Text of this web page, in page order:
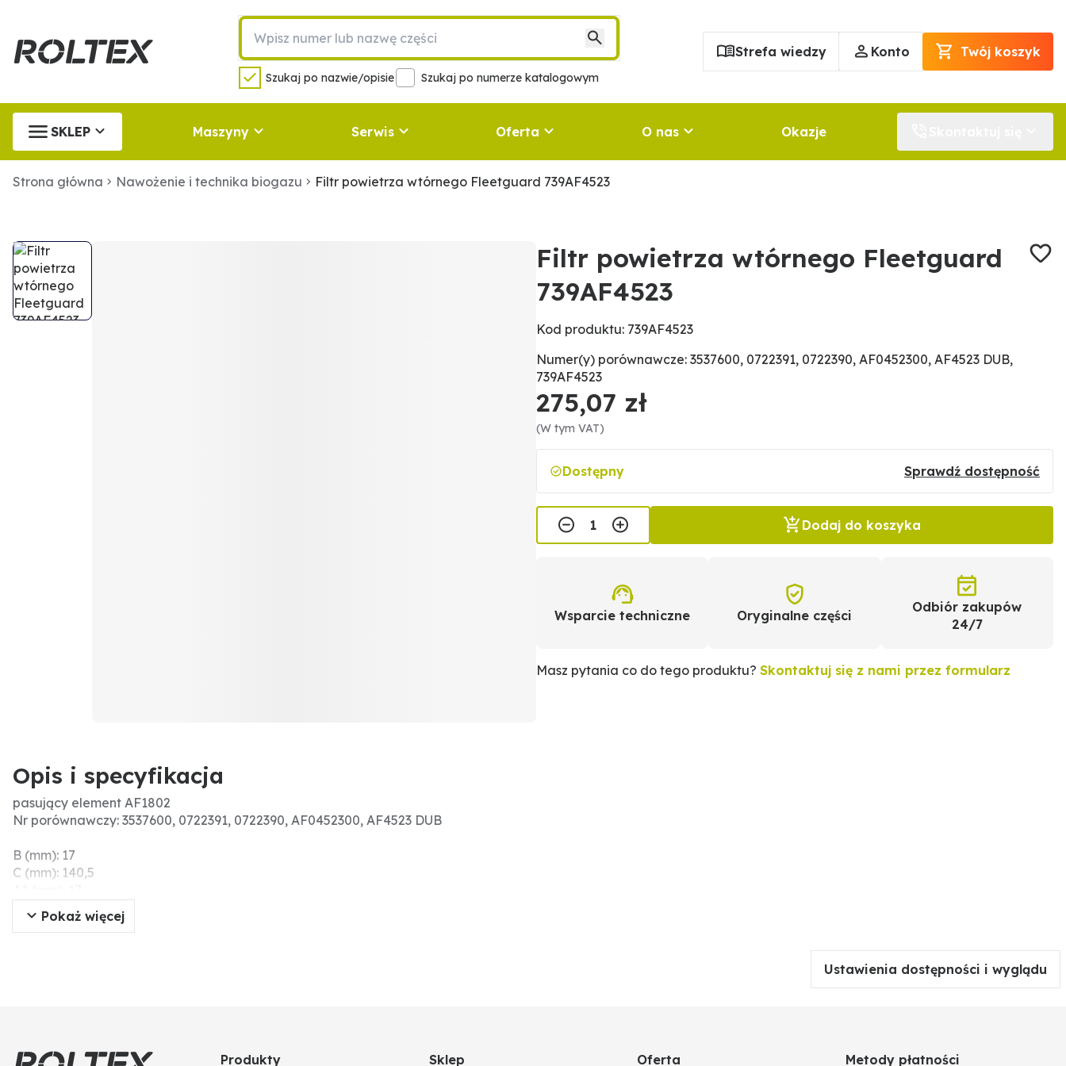
Szukaj po nazwie/opisie Szukaj po numerze katalogowym
Strefa wiedzy Konto Twój koszyk
SKLEP Maszyny Serwis Oferta O nas Okazje
Strona główna Nawożenie i technika biogazu Filtr powietrza wtórnego Fleetguard 739AF4523
Filtr powietrza wtórnego Fleetguard
739AF4523
Kod produktu: 739AF4523
Numer(y) porównawcze: 3537600, 0722391, 0722390, AF0452300, AF4523 DUB,
739AF4523
275,07 zł
(W tym VAT)
Dostępny Sprawdź dostępność
Dodaj do koszyka
Wsparcie techniczne Oryginalne części
Odbiór zakupów
24/7
Masz pytania co do tego produktu? Skontaktuj się z nami przez formularz
Opis i specyfikacja
pasujący element AF1802
Nr porównawczy: 3537600, 0722391, 0722390, AF0452300, AF4523 DUB
B (mm): 17
C (mm): 140,5
A (mm): 162
Nr Hifi: SA14473
Pokaż więcej
Ustawienia dostępności i wyglądu
Produkty Sklep Oferta Metody płatności